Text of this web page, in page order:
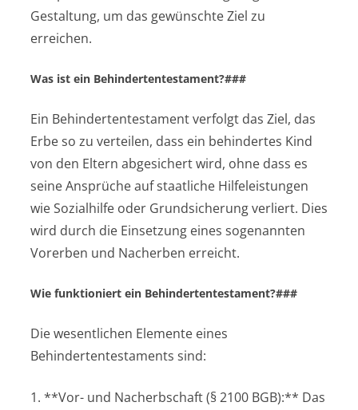
Gestaltung, um das gewünschte Ziel zu
erreichen.
Was ist ein Behindertentestament?###
Ein Behindertentestament verfolgt das Ziel, das
Erbe so zu verteilen, dass ein behindertes Kind
von den Eltern abgesichert wird, ohne dass es
seine Ansprüche auf staatliche Hilfeleistungen
wie Sozialhilfe oder Grundsicherung verliert. Dies
wird durch die Einsetzung eines sogenannten
Vorerben und Nacherben erreicht.
Wie funktioniert ein Behindertentestament?###
Die wesentlichen Elemente eines
Behindertentestaments sind:
1. **Vor- und Nacherbschaft (§ 2100 BGB):** Das